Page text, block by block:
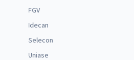
FGV
Idecan
Selecon
Uniase